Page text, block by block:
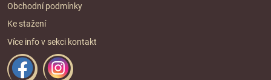
Obchodní podmínky
Ke stažení
Více info v sekci kontakt